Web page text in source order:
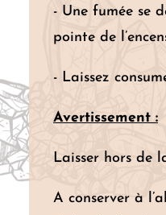
- Une fumée se
pointe de
- Laissez
Avertissement :
Laisser hors de
A conserver à